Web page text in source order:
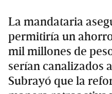
La mandataria
permitiría un
mil millones de
serían canalizados
Subrayó que la